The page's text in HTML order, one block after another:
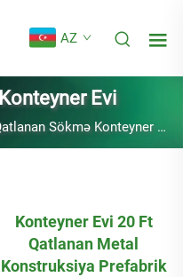
AZ
Evi
Sökmə Konteyner Evi
Konteyner Evi 20 Ft
Qatlanan Metal
Konstruksiya Prefabrik